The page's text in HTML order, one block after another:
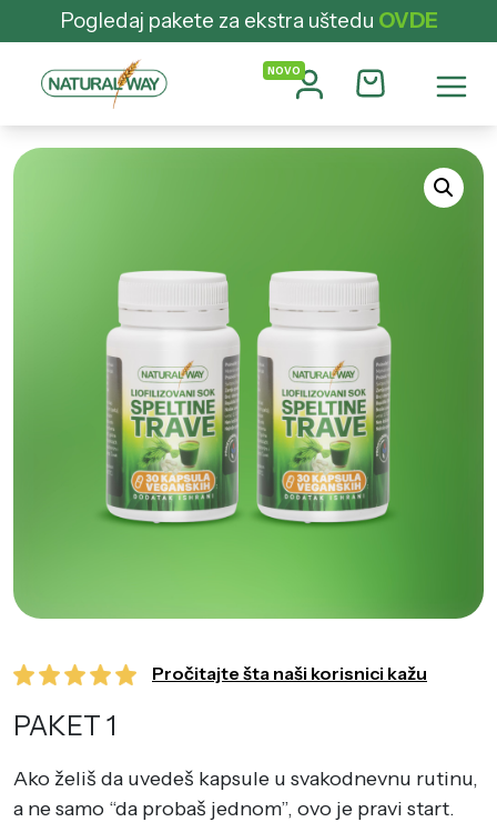
Pogledaj pakete za ekstra uštedu OVDE
Pročitajte šta naši korisnici kažu
PAKET 1
Ako želiš da uvedeš kapsule u svakodnevnu rutinu,
a ne samo “da probaš jednom”, ovo je pravi start.